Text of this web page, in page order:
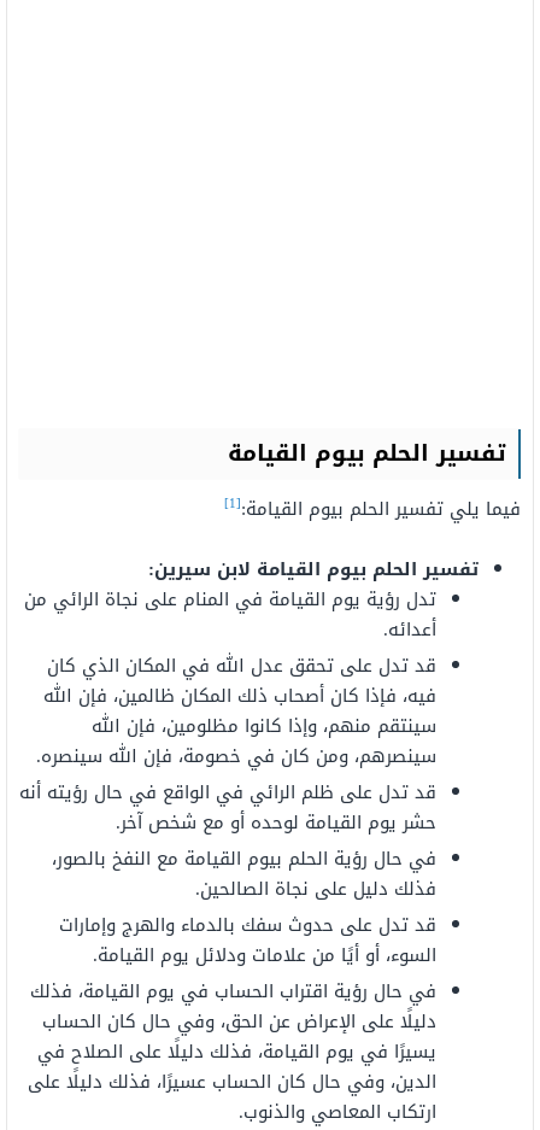
تفسير الحلم بيوم القيامة
فيما يلي تفسير الحلم بيوم القيامة:[1]
تفسير الحلم بيوم القيامة لابن سيرين:
تدل رؤية يوم القيامة في المنام على نجاة الرائي من
أعدائه.
قد تدل على تحقق عدل الله في المكان الذي كان
فيه، فإذا كان أصحاب ذلك المكان ظالمين، فإن الله
سينتقم منهم، وإذا كانوا مظلومين، فإن الله
سينصرهم، ومن كان في خصومة، فإن الله سينصره.
قد تدل على ظلم الرائي في الواقع في حال رؤيته أنه
حشر يوم القيامة لوحده أو مع شخص آخر.
في حال رؤية الحلم بيوم القيامة مع النفخ بالصور،
فذلك دليل على نجاة الصالحين.
قد تدل على حدوث سفك بالدماء والهرج وإمارات
السوء، أو أيًا من علامات ودلائل يوم القيامة.
في حال رؤية اقتراب الحساب في يوم القيامة، فذلك
دليلًا على الإعراض عن الحق، وفي حال كان الحساب
يسيرًا في يوم القيامة، فذلك دليلًا على الصلاح في
الدين، وفي حال كان الحساب عسيرًا، فذلك دليلًا على
ارتكاب المعاصي والذنوب.